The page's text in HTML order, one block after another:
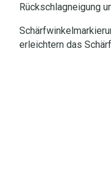
Rückschlagneigung
erleichtern das